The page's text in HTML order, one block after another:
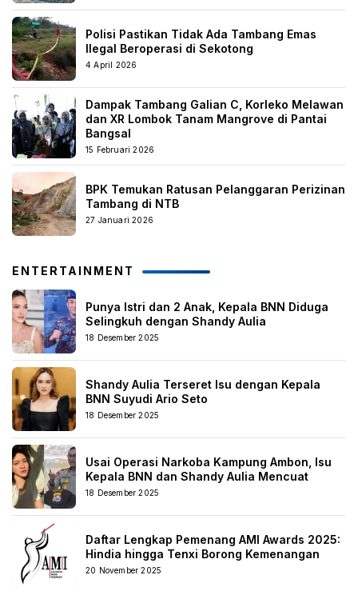
Polisi Pastikan Tidak Ada Tambang Emas
Ilegal Beroperasi di Sekotong
4 April 2026
Dampak Tambang Galian C, Korleko Melawan
dan XR Lombok Tanam Mangrove di Pantai
Bangsal
15 Februari 2026
BPK Temukan Ratusan Pelanggaran Perizinan
Tambang di NTB
27 Januari 2026
ENTERTAINMENT
Punya Istri dan 2 Anak, Kepala BNN Diduga
Selingkuh dengan Shandy Aulia
18 Desember 2025
Shandy Aulia Terseret Isu dengan Kepala
BNN Suyudi Ario Seto
18 Desember 2025
Usai Operasi Narkoba Kampung Ambon, Isu
Kepala BNN dan Shandy Aulia Mencuat
18 Desember 2025
Daftar Lengkap Pemenang AMI Awards 2025:
Hindia hingga Tenxi Borong Kemenangan
20 November 2025